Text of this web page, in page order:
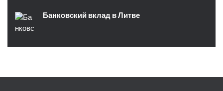
Банковский вклад в Литве